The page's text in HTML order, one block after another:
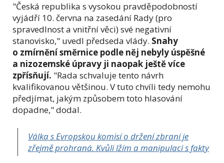
"Česká republika s vysokou pravděpodobností
vyjádří 10. června na zasedání Rady (pro
spravedlnost a vnitřní věci) své negativní
stanovisko," uvedl předseda vlády. Snahy
o zmírnění směrnice podle něj nebyly úspěšné
a nizozemské úpravy ji naopak ještě více
zpřísňují. "Rada schvaluje tento návrh
kvalifikovanou většinou. V tuto chvíli tedy nemohu
předjímat, jakým způsobem toto hlasování
dopadne," dodal.
Válka s Evropskou komisí o držení zbraní je
zřejmě prohraná. Kvůli lžím a manipulaci s fakty